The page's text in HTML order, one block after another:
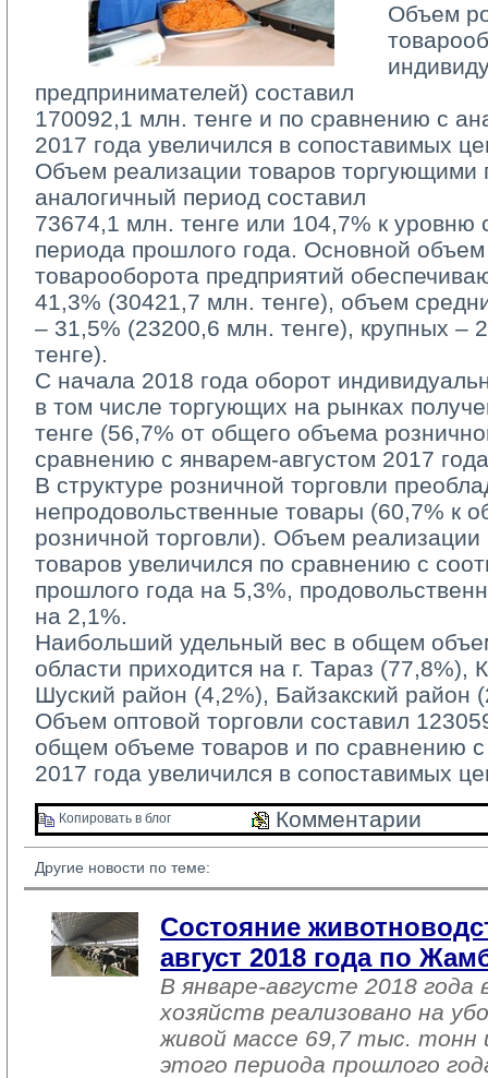
Объем
предпринимателей) составил
170092,1 млн. тенге и по сравнению с
2017 года увеличился в сопоставимых
Объем реализации товаров торгующими
аналогичный период составил
73674,1 млн. тенге или 104,7% к уровню
периода прошлого года. Основной объем
товарооборота предприятий
41,3% (30421,7 млн. тенге), объем
– 31,5% (23200,6 млн. тенге), крупных –
тенге).
С начала 2018 года оборот
в том числе торгующих на рынках
тенге (56,7% от общего объема
сравнению с январем-августом 2017
В структуре розничной торговли
непродовольственные товары (60,7% к
розничной торговли). Объем
товаров увеличился по сравнению с
прошлого года на 5,3%,
на 2,1%.
Наибольший удельный вес в общем
области приходится на г. Тараз (77,8%),
Шуский район (4,2%), Байзакский район
Объем оптовой торговли составил
общем объеме товаров и по сравнению
2017 года увеличился в сопоставимых
Копировать в блог Комментарии
Другие новости по теме:
Состояние
август 2018 года по
В январе-августе 2018 года
хозяйств реализовано на
живой массе 69,7 тыс. тонн
этого периода прошлого